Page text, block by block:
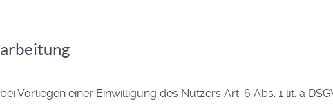
Vorliegen einer Einwilligung des Nutzers Art. 6 Abs. 1 lit. a